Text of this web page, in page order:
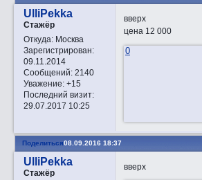
UlliPekka
Стажёр
Откуда:Москва
Зарегистрирован:
09.11.2014
Сообщений:2140
Уважение: +15
Последний визит:
29.07.2017 10:25
вверх
цена 12 000
0
Поделиться08.09.2016 18:37
UlliPekka
Стажёр
вверх